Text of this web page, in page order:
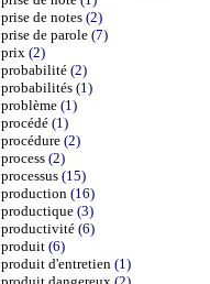
prise de notes (2)
prise de parole (7)
prix (2)
probabilité (2)
probabilités (1)
problème (1)
procédé (1)
procédure (2)
process (2)
processus (15)
production (16)
productique (3)
productivité (6)
produit (6)
produit d'entretien (1)